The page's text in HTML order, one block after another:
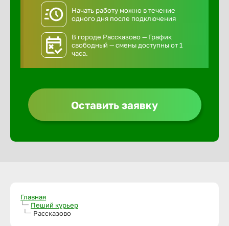
Начать работу можно в течение
одного дня после подключения
В городе Рассказово — График
свободный — смены доступны от 1
часа.
Оставить заявку
Главная
Пеший курьер
Рассказово